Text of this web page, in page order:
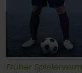
Früher